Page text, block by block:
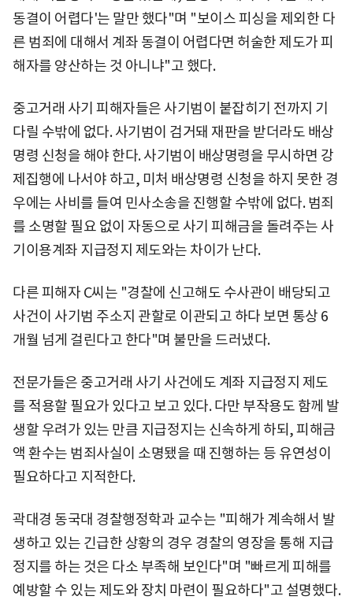
동결이 어렵다'는 말만 했다"며 "보이스 피싱을 제외한 다
른 범죄에 대해서 계좌 동결이 어렵다면 허술한 제도가 피
해자를 양산하는 것 아니냐"고 했다.
중고거래 사기 피해자들은 사기범이 붙잡히기 전까지 기
다릴 수밖에 없다. 사기범이 검거돼 재판을 받더라도 배상
명령 신청을 해야 한다. 사기범이 배상명령을 무시하면 강
제집행에 나서야 하고, 미처 배상명령 신청을 하지 못한 경
우에는 사비를 들여 민사소송을 진행할 수밖에 없다. 범죄
를 소명할 필요 없이 자동으로 사기 피해금을 돌려주는 사
기이용계좌 지급정지 제도와는 차이가 난다.
다른 피해자 C씨는 "경찰에 신고해도 수사관이 배당되고
사건이 사기범 주소지 관할로 이관되고 하다 보면 통상 6
개월 넘게 걸린다고 한다"며 불만을 드러냈다.
전문가들은 중고거래 사기 사건에도 계좌 지급정지 제도
를 적용할 필요가 있다고 보고 있다. 다만 부작용도 함께 발
생할 우려가 있는 만큼 지급정지는 신속하게 하되, 피해금
액 환수는 범죄사실이 소명됐을 때 진행하는 등 유연성이
필요하다고 지적한다.
곽대경 동국대 경찰행정학과 교수는 "피해가 계속해서 발
생하고 있는 긴급한 상황의 경우 경찰의 영장을 통해 지급
정지를 하는 것은 다소 부족해 보인다"며 "빠르게 피해를
예방할 수 있는 제도와 장치 마련이 필요하다"고 설명했다.